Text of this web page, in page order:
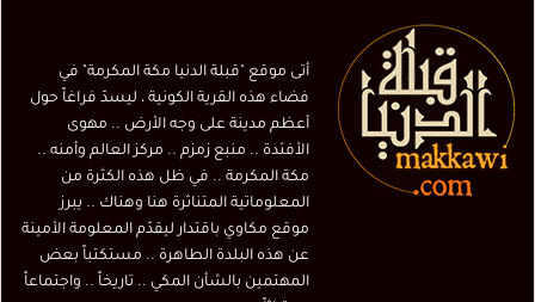
أتى موقع "قبلة الدنيا مكة المكرمة" في
فضاء هذه القرية الكونية ، ليسدّ فراغاً حول
أعظم مدينة على وجه الأرض .. مهوى
الأفئدة .. منبع زمزم .. مركز العالم وأمنه ..
مكة المكرمة .. في ظل هذه الكثرة من
المعلوماتية المتناثرة هنا وهناك .. يبرز
موقع مكاوي باقتدار ليقدّم المعلومة الأمينة
عن هذه البلدة الطاهرة .. مستكتباً بعض
المهتمين بالشأن المكي .. تاريخاً .. واجتماعاً